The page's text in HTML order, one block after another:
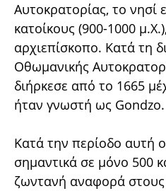
Αυτοκρατορίας, το νησί
κατοίκους (900-1000
αρχιεπίσκοπο. Κατά τη
Οθωμανικής
διήρκεσε από το 1665
ήταν γνωστή ως Gondzo.
Κατά την περίοδο αυτή
σημαντικά σε μόνο 500
ζωντανή αναφορά